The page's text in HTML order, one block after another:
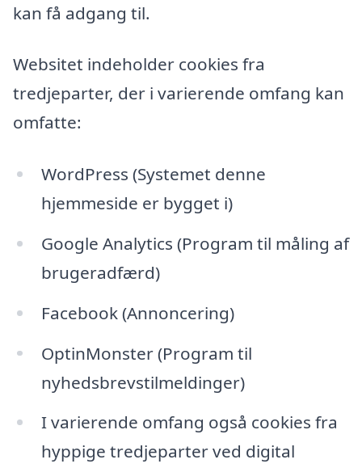
kan få adgang til.
Websitet indeholder cookies fra
tredjeparter, der i varierende omfang kan
omfatte:
WordPress (Systemet denne
hjemmeside er bygget i)
Google Analytics (Program til måling af
brugeradfærd)
Facebook (Annoncering)
OptinMonster (Program til
nyhedsbrevstilmeldinger)
I varierende omfang også cookies fra
hyppige tredjeparter ved digital